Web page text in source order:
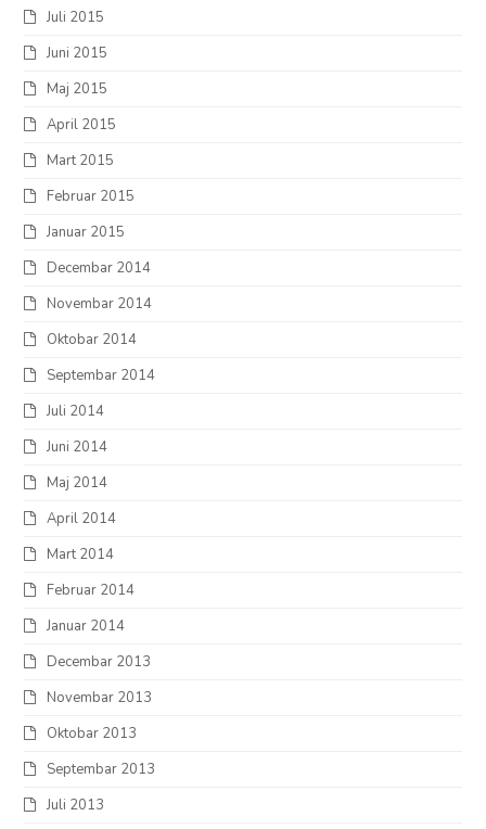
Juli 2015
Juni 2015
Maj 2015
April 2015
Mart 2015
Februar 2015
Januar 2015
Decembar 2014
Novembar 2014
Oktobar 2014
Septembar 2014
Juli 2014
Juni 2014
Maj 2014
April 2014
Mart 2014
Februar 2014
Januar 2014
Decembar 2013
Novembar 2013
Oktobar 2013
Septembar 2013
Juli 2013